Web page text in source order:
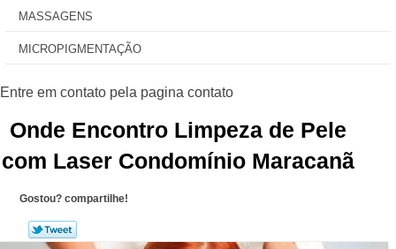
MASSAGENS
MICROPIGMENTAÇÃO
Onde Encontro Limpeza de Pele
com Laser Condomínio Maracanã
Gostou? compartilhe!